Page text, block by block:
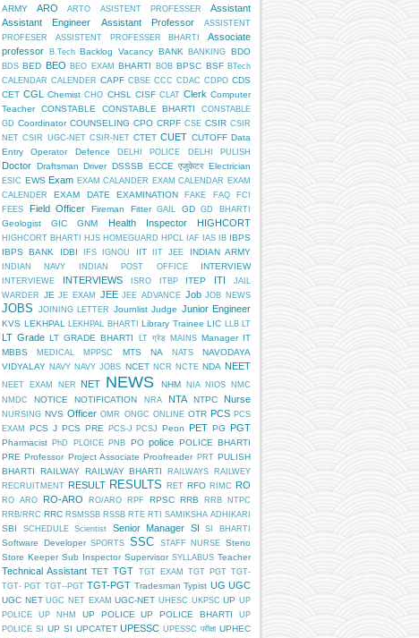
ARMY ARO ARTO ASISTENT PROFESSER
Assistant
Assistant Engineer
Assistant Professor
ASSISTENT
PROFESER
ASSISTENT PROFESSER BHARTI
Associate
professor
B.Tech Backlog Vacancy BANK BANKING BDO
BDS BED BEO BEO EXAM BHARTI BOB BPSC BSF BTech
CALENDAR CALENDER CAPF CBSE CCC CDAC CDPO CDS
CET CGL Chemist CHO CHSL CISF CLAT Clerk Computer
Teacher
CONSTABLE CONSTABLE BHARTI
CONSTABLE
GD Coordinator COUNSELING CPO CRPF CSE CSIR CSIR
NET CSIR UGC-NET CSIR-NET CTET CUET CUTOFF Data
Entry Operator
Defence DELHI POLICE DELHI PULISH
Doctor Draftsman Driver DSSSB ECCE एजुकेटर Electrician
ESIC EWS Exam EXAM CALANDER EXAM CALENDAR EXAM
CALENDER
EXAM DATE EXAMINATION FAKE FAQ
FCI
FEES
Field Officer Fireman Fitter GAIL GD GD BHARTI
Geologist GIC GNM Health Inspector HIGHCORT
HIGHCORT BHARTI HJS HOMEGUARD HPCL IAF IAS IB IBPS
IBPS BANK
IDBI IFS IGNOU IIT IIT JEE INDIAN ARMY
INDIAN NAVY INDIAN POST OFFICE INTERVIEW
INTERVIEWE INTERVIEWS ISRO ITBP ITEP ITI
JAIL
WARDER JE JE EXAM JEE JEE ADVANCE Job JOB NEWS
JOBS JOINING LETTER Journlist Judge Junior Engineer
KVS LEKHPAL LEKHPAL BHARTI Library Trainee LIC LLB LT
LT Grade LT GRADE BHARTI LT ग्रेड MAINS Manager IT
MBBS
MEDICAL MPPSC MTS NA NATS
NAVODAYA
VIDYALAY NAVY NAVY JOBS NCET NCR NCTE NDA NEET
NEET EXAM NER NET NEWS NHM NIA NIOS
NMC
NMDC
NOTICE NOTIFICATION NRA NTA NTPC Nurse
NURSING NVS Officer OMR ONGC ONLINE OTR PCS PCS
EXAM
PCS J PCS PRE PCS-J PCSJ Peon PET PG PGT
Pharmacist PhD PLOICE PNB PO police POLICE BHARTI
PRE Professor Project Associate Proofreader PRT PULISH
BHARTI
RAILWAY RAILWAY BHARTI RAILWAYS
RAILWEY
RECRUITMENT RESULT RESULTS RET RFO RIMC RO
RO ARO RO-ARO RO/ARO RPF RPSC RRB
RRB NTPC
RRB/RRC RRC RSMSSB RSSB RTE RTI SAMIKSHA ADHIKARI
SBI SCHEDULE Scientist Senior Manager SI SI BHARTI
Software Developer SPORTS SSC STAFF NURSE
Steno
Store Keeper Sub Inspector Supervisor SYLLABUS Teacher
Technical Assistant TET TGT TGT EXAM TGT PGT TGT-
TGT- PGT TGT--PGT TGT-PGT Tradesman Typist UG UGC
UGC NET UGC NET EXAM UGC-NET UHESC UKPSC UP UP
POLICE
UP NHM UP POLICE UP POLICE BHARTI
UP
POLICE SI
UP SI UPCATET UPESSC UPESSC परीक्षा UPHEC